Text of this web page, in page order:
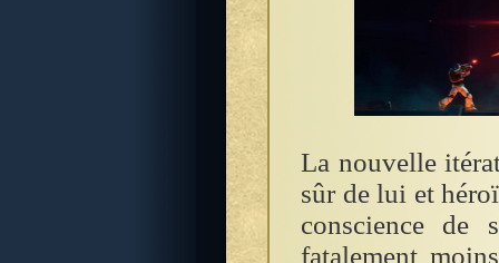
La nouvelle
sûr de lui et
conscience de
fatalement